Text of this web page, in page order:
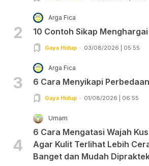
2
Arga Fica
10 Contoh Sikap
Gaya Hidup 03/08/2026 | 05:55
3
Arga Fica
6 Cara Menyikapi
Gaya Hidup 01/08/2026 | 06:55
4
Umam
6 Cara Mengatasi Wajah
Agar Kulit Terlihat Lebih
Banget dan Mudah